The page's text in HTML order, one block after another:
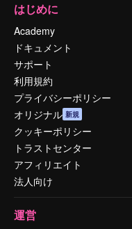
はじめに
Academy
ドキュメント
サポート
利用規約
プライバシーポリシー
オリジナル 新規
クッキーポリシー
トラストセンター
アフィリエイト
法人向け
運営